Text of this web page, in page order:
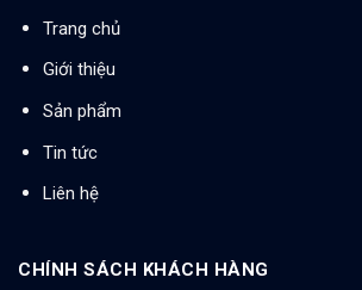
Trang chủ
Giới thiệu
Sản phẩm
Tin tức
Liên hệ
CHÍNH SÁCH KHÁCH HÀNG